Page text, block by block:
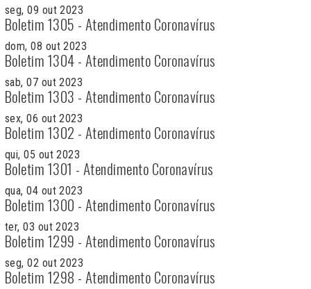
seg, 09 out 2023
Boletim 1305 - Atendimento Coronavírus
dom, 08 out 2023
Boletim 1304 - Atendimento Coronavírus
sab, 07 out 2023
Boletim 1303 - Atendimento Coronavírus
sex, 06 out 2023
Boletim 1302 - Atendimento Coronavírus
qui, 05 out 2023
Boletim 1301 - Atendimento Coronavírus
qua, 04 out 2023
Boletim 1300 - Atendimento Coronavírus
ter, 03 out 2023
Boletim 1299 - Atendimento Coronavírus
seg, 02 out 2023
Boletim 1298 - Atendimento Coronavírus